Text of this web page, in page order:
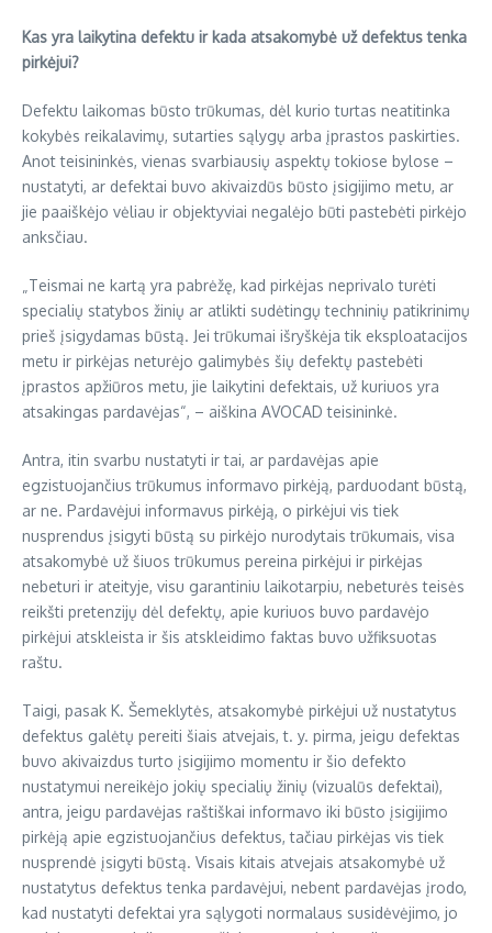
Kas yra laikytina defektu ir kada atsakomybė už defektus tenka
pirkėjui?
Defektu laikomas būsto trūkumas, dėl kurio turtas neatitinka
kokybės reikalavimų, sutarties sąlygų arba įprastos paskirties.
Anot teisininkės, vienas svarbiausių aspektų tokiose bylose –
nustatyti, ar defektai buvo akivaizdūs būsto įsigijimo metu, ar
jie paaiškėjo vėliau ir objektyviai negalėjo būti pastebėti pirkėjo
anksčiau.
„Teismai ne kartą yra pabrėžę, kad pirkėjas neprivalo turėti
specialių statybos žinių ar atlikti sudėtingų techninių patikrinimų
prieš įsigydamas būstą. Jei trūkumai išryškėja tik eksploatacijos
metu ir pirkėjas neturėjo galimybės šių defektų pastebėti
įprastos apžiūros metu, jie laikytini defektais, už kuriuos yra
atsakingas pardavėjas“, – aiškina AVOCAD teisininkė.
Antra, itin svarbu nustatyti ir tai, ar pardavėjas apie
egzistuojančius trūkumus informavo pirkėją, parduodant būstą,
ar ne. Pardavėjui informavus pirkėją, o pirkėjui vis tiek
nusprendus įsigyti būstą su pirkėjo nurodytais trūkumais, visa
atsakomybė už šiuos trūkumus pereina pirkėjui ir pirkėjas
nebeturi ir ateityje, visu garantiniu laikotarpiu, nebeturės teisės
reikšti pretenzijų dėl defektų, apie kuriuos buvo pardavėjo
pirkėjui atskleista ir šis atskleidimo faktas buvo užfiksuotas
raštu.
Taigi, pasak K. Šemeklytės, atsakomybė pirkėjui už nustatytus
defektus galėtų pereiti šiais atvejais, t. y. pirma, jeigu defektas
buvo akivaizdus turto įsigijimo momentu ir šio defekto
nustatymui nereikėjo jokių specialių žinių (vizualūs defektai),
antra, jeigu pardavėjas raštiškai informavo iki būsto įsigijimo
pirkėją apie egzistuojančius defektus, tačiau pirkėjas vis tiek
nusprendė įsigyti būstą. Visais kitais atvejais atsakomybė už
nustatytus defektus tenka pardavėjui, nebent pardavėjas įrodo,
kad nustatyti defektai yra sąlygoti normalaus susidėvėjimo, jo